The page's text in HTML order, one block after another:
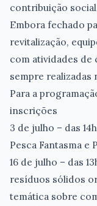
contribuição
Embora fechado
revitalização,
com atividades de
sempre realizadas
Para a
inscrições
3 de julho – das
Pesca Fantasma e
16 de julho – das
resíduos sólidos
temática sobre